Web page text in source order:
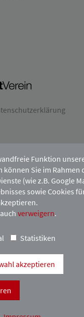
Funktion
können Sie im Rahmen
(wie z.B. Google
sowie Cookies
verweigern.
Statistiken
akzeptieren